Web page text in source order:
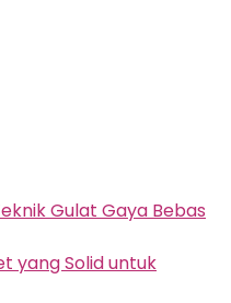
Gulat Gaya Bebas
yang Solid untuk